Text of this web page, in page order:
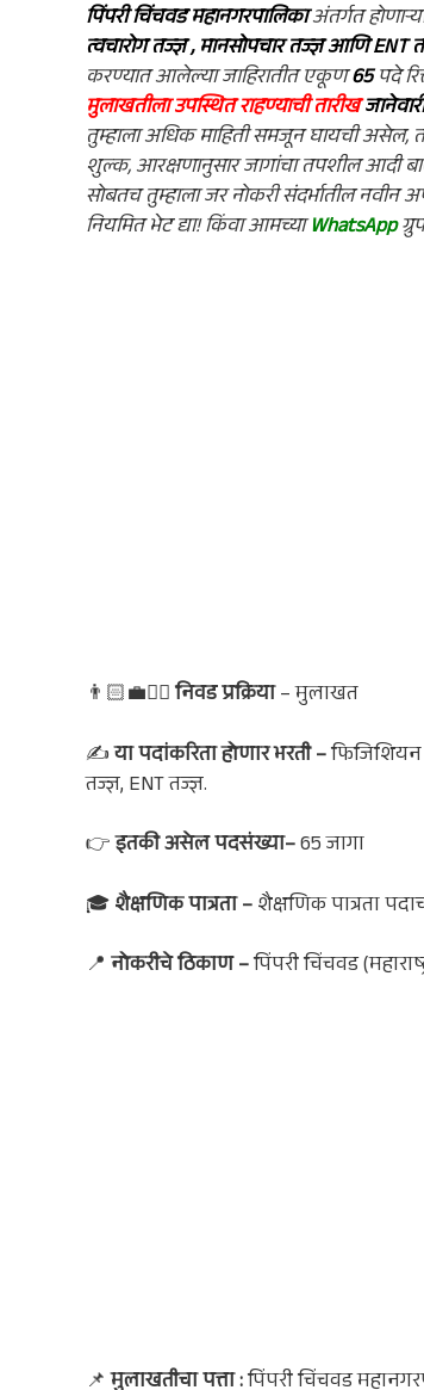
पिंपरी चिंचवड महानगरपालिकाअंतर्गत
त्वचारोग तज्ज्ञ , मानसोपचार तज्ज्ञ आणि ENT
करण्यात आलेल्या जाहिरातीत एकूण65पदे
मुलाखतीला उपस्थित राहण्याची तारीख
तुम्हाला अधिक माहिती समजून घायची असेल,
शुल्क, आरक्षणानुसार जागांचा तपशील आदी
सोबतच तुम्हाला जर नोकरी संदर्भातील
नियमित भेट द्या! किंवा आमच्याWhatsApp
👨🏻‍💼🙋‍♀️निवड प्रक्रिया– मुलाखत
✍या पदांकरिता होणार भरती –फिजिशियन ,
तज्ज्ञ, ENT तज्ज्ञ.
👉इतकी असेल पदसंख्या–65 जागा
🎓शैक्षणिक पात्रता –शैक्षणिक पात्रता
📍 नोकरीचे ठिकाण –पिंपरी चिंचवड
📌मुलाखतीचा पत्ता :पिंपरी चिंचवड